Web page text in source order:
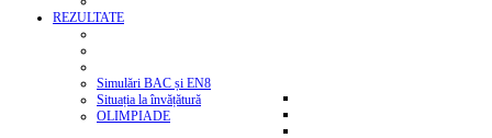
REZULTATE
Simulări BAC și EN8
Situația la învățătură
OLIMPIADE